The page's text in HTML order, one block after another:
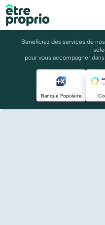
Bénéficiez des services de
pour vous accompagner
Banque Populaire